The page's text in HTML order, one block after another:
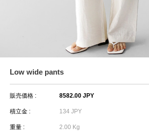
Low wide pants
販売価格 : 8582.00 JPY
積立金 : 134 JPY
重量 : 2.00 Kg